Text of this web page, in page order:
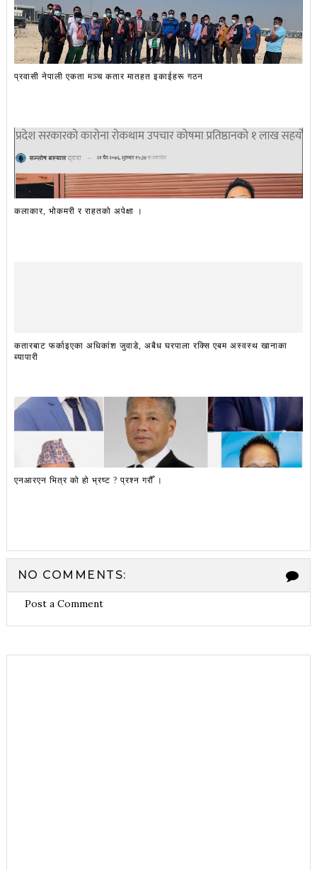
प्रवासी नेपाली एकता मञ्च कतार मातहत इकाईहरू गठन
कलाकार, भोकमरी र राहतको अपेक्षा ।
कतारबाट फर्काइएका अधिकांश जुवाडे, अबैध घरपाला रक्सि एबम अस्वस्थ खानाका
ब्यापारी
एनआरएन भित्र को हो भ्रष्ट ? प्रश्न गरौँ ।
NO COMMENTS:
Post a Comment